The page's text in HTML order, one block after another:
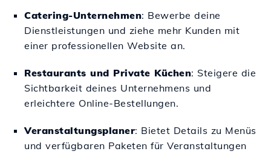
Catering-Unternehmen: Bewerbe deine
Dienstleistungen und ziehe mehr Kunden mit
einer professionellen Website an.
Restaurants und Private Küchen: Steigere die
Sichtbarkeit deines Unternehmens und
erleichtere Online-Bestellungen.
Veranstaltungsplaner: Bietet Details zu Menüs
und verfügbaren Paketen für Veranstaltungen